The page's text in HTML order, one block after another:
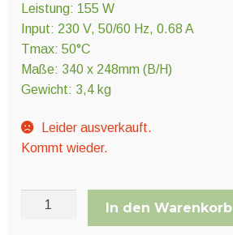
Leistung: 155 W
Input: 230 V, 50/60 Hz, 0.68 A
Tmax: 50°C
Maße: 340 x 248mm (B/H)
Gewicht: 3,4 kg
Leider ausverkauft.
Kommt wieder.
Rohrlüfter
In den Warenkorb